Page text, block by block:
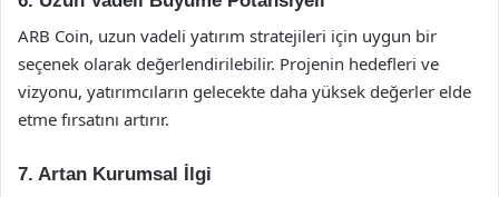
ARB Coin, uzun vadeli yatırım stratejileri için uygun bir
seçenek olarak değerlendirilebilir. Projenin hedefleri ve
vizyonu, yatırımcıların gelecekte daha yüksek değerler elde
etme fırsatını artırır.
7. Artan Kurumsal İlgi